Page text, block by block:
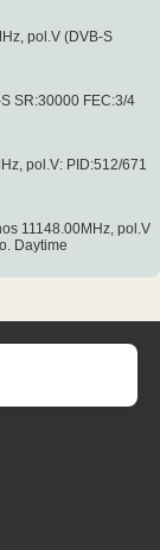
pol.V (DVB-S
SR:30000 FEC:3/4
pol.V: PID:512/671
11148.00MHz, pol.V
Daytime